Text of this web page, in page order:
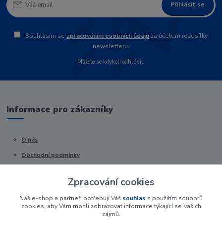
Přihlásit se
Souhlasím se zpracováním osobních údajů za účelem rozesílky
newsletteru.
Můžete se kdykoli odhlásit.
Informace pro zákazníky
O nás
Obchodní podmínky
Zpracování cookies
Náš e-shop a partneři potřebují Váš souhlas s použitím souborů
cookies, aby Vám mohli zobrazovat informace týkající se Vašich
zájmů.